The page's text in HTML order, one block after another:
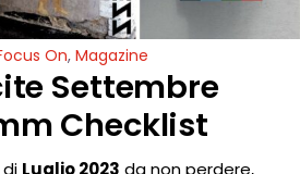
On, Magazine
Settembre
Checklist
Luglio 2023 da non perdere,